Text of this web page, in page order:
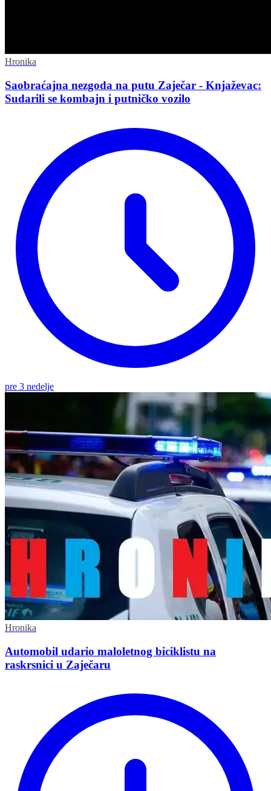
Hronika
Saobraćajna nezgoda na putu Zaječar - Knjaževac:
Sudarili se kombajn i putničko vozilo
pre 3 nedelje
Hronika
Automobil udario maloletnog biciklistu na
raskrsnici u Zaječaru